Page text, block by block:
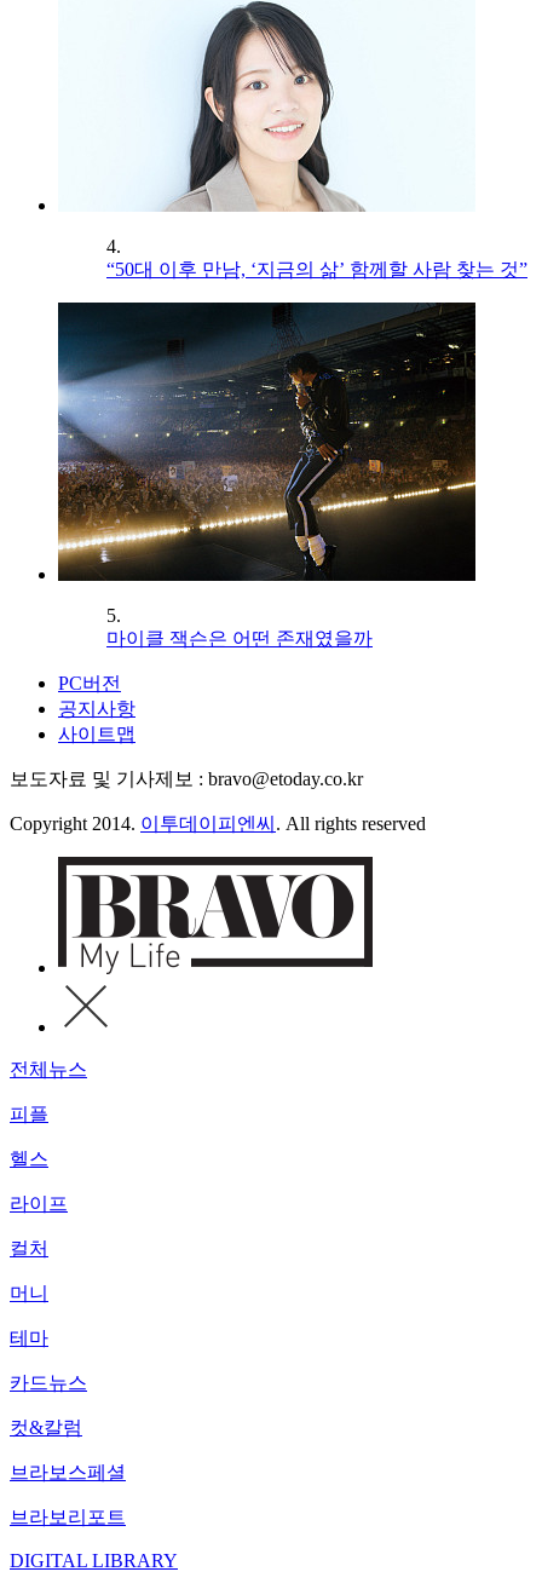
4.
“50대 이후 만남, ‘지금의 삶’ 함께할 사람 찾는 것”
5.
마이클 잭슨은 어떤 존재였을까
PC버전
공지사항
사이트맵
보도자료 및 기사제보 : bravo@etoday.co.kr
Copyright 2014. 이투데이피엔씨 . All rights reserved
전체뉴스
피플
헬스
라이프
컬처
머니
테마
카드뉴스
컷&칼럼
브라보스페셜
브라보리포트
DIGITAL LIBRARY